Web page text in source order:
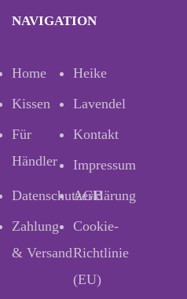
NAVIGATION
Home
Heike
Kissen
Lavendel
Für
Händler
Kontakt
Impressum
Datenschutzerklärung
AGB
Zahlung
& Versand
Cookie-
Richtlinie
(EU)